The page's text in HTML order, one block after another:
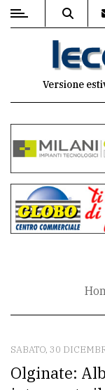
MENU
commenti
Contenuti
del
sito
CONTATTI
La
redazione
Versione
SABATO, 30
Olginate: